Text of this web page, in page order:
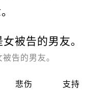
告的男友。
悲伤 支持